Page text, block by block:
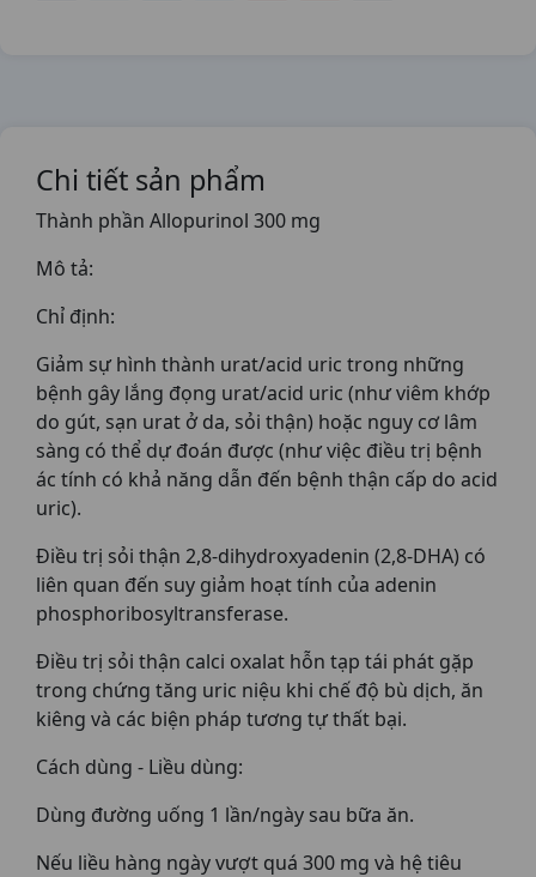
Chi tiết sản phẩm
Thành phần Allopurinol 300 mg
Mô tả:
Chỉ định:
Giảm sự hình thành urat/acid uric trong những
bệnh gây lắng đọng urat/acid uric (như viêm khớp
do gút, sạn urat ở da, sỏi thận) hoặc nguy cơ lâm
sàng có thể dự đoán được (như việc điều trị bệnh
ác tính có khả năng dẫn đến bệnh thận cấp do acid
uric).
Điều trị sỏi thận 2,8-dihydroxyadenin (2,8-DHA) có
liên quan đến suy giảm hoạt tính của adenin
phosphoribosyltransferase.
Điều trị sỏi thận calci oxalat hỗn tạp tái phát gặp
trong chứng tăng uric niệu khi chế độ bù dịch, ăn
kiêng và các biện pháp tương tự thất bại.
Cách dùng - Liều dùng:
Dùng đường uống 1 lần/ngày sau bữa ăn.
Nếu liều hàng ngày vượt quá 300 mg và hệ tiêu